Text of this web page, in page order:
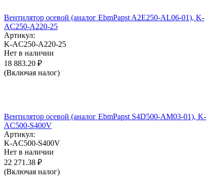
Вентилятор осевой (аналог EbmPapst A2E250-AL06-01), K-
AC250-A220-25
Артикул:
K-AC250-A220-25
Нет в наличии
18 883.20 ₽
(Включая налог)
Вентилятор осевой (аналог EbmPapst S4D500-AM03-01), K-
AC500-S400V
Артикул:
K-AC500-S400V
Нет в наличии
22 271.38 ₽
(Включая налог)